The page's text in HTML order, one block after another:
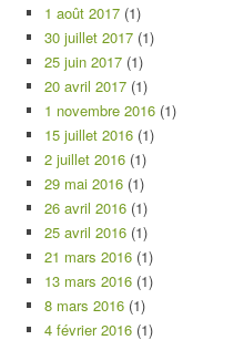
1 août 2017 (1)
30 juillet 2017 (1)
25 juin 2017 (1)
20 avril 2017 (1)
1 novembre 2016 (1)
15 juillet 2016 (1)
2 juillet 2016 (1)
29 mai 2016 (1)
26 avril 2016 (1)
25 avril 2016 (1)
21 mars 2016 (1)
13 mars 2016 (1)
8 mars 2016 (1)
4 février 2016 (1)